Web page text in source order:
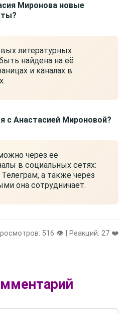
Миронова новые
литературных
найдена на её
и каналах в
с Анастасией Мироновой?
через её
в социальных сетях:
Телеграм, а также через
она сотрудничает.
516 👁️ | Реакций: 27 ❤️